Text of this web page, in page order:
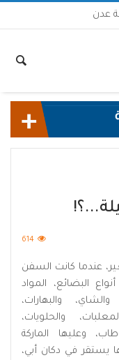
614
عندما كانت السفن
البضائع، المواد
والبهارات،
والحلويات،
وعليها الماركة
في دكان أبي،